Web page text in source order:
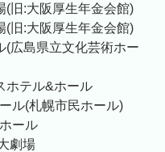
(旧:大阪厚生年金会館)
(旧:大阪厚生年金会館)
(広島県立文化芸術ホー
ホテル&ホール
ル(札幌市民ホール)
ール
劇場